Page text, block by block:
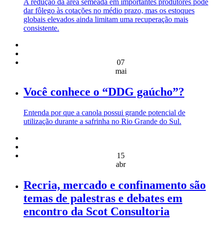
A redução da área semeada em importantes produtores pode
dar fôlego às cotações no médio prazo, mas os estoques
globais elevados ainda limitam uma recuperação mais
consistente.
07
mai
Você conhece o “DDG gaúcho”?
Entenda por que a canola possui grande potencial de
utilização durante a safrinha no Rio Grande do Sul.
15
abr
Recria, mercado e confinamento são
temas de palestras e debates em
encontro da Scot Consultoria